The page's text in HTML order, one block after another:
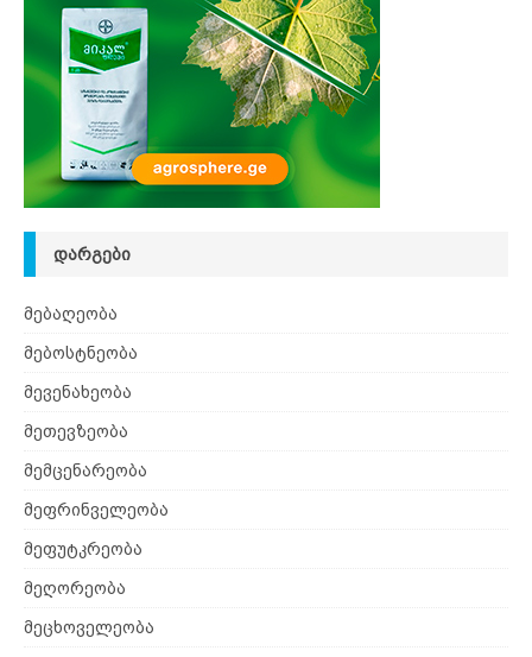
ᲓᲐᲠᲒᲔᲑᲘ
მებაღეობა
მებოსტნეობა
მევენახეობა
მეთევზეობა
მემცენარეობა
მეფრინველეობა
მეფუტკრეობა
მეღორეობა
მეცხოველეობა